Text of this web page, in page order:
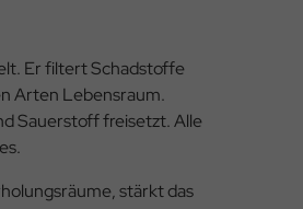
Er filtert Schadstoffe
Arten Lebensraum.
Sauerstoff freisetzt. Alle
stärkt das